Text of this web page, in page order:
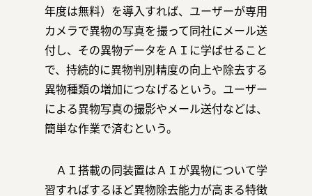
年度は無料）を導入すれば、ユーザーが専用
カメラで異物の写真を撮って同社にメール送
付し、その異物データをＡＩに学ばせること
で、持続的に異物判別精度の向上や除去する
異物種類の増加につなげるという。ユーザー
による異物写真の撮影やメール送付などは、
簡単な作業で済むという。
ＡＩ搭載の同装置はＡＩが異物について学
習すればするほど異物除去能力が高まる特徴